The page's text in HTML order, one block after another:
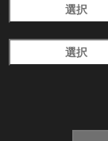
選択
選択